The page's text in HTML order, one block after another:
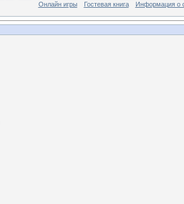
Онлайн игры
Гостевая книга Информация о